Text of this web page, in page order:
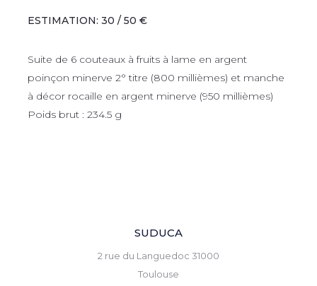
ESTIMATION: 30 / 50 €
Suite de 6 couteaux à fruits à lame en argent
poinçon minerve 2° titre (800 millièmes) et manche
à décor rocaille en argent minerve (950 millièmes)
Poids brut : 234.5 g
SUDUCA
2 rue du Languedoc 31000
Toulouse